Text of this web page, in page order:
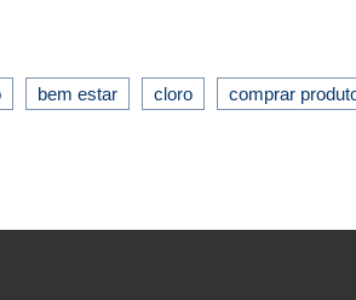
bem estar cloro comprar